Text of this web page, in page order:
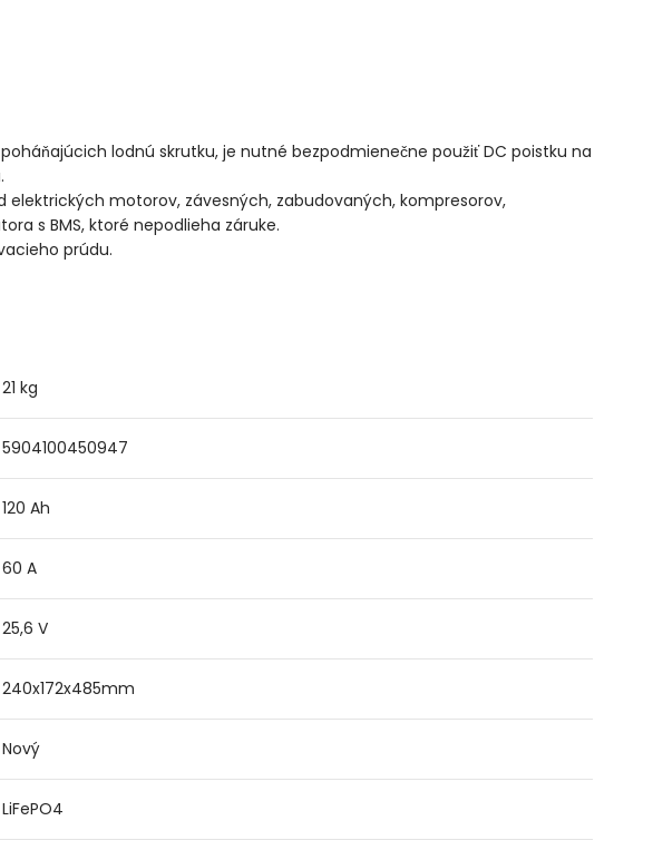
lodnú skrutku, je nutné bezpodmienečne použiť DC poistku na
motorov, závesných, zabudovaných, kompresorov,
s BMS, ktoré nepodlieha záruke.
prúdu.
21 kg
5904100450947
120 Ah
60 A
25,6 V
240x172x485mm
Nový
LiFePO4